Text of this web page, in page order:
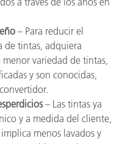
– Para reducir el
de tintas, adquiera
variedad de tintas,
y son conocidas,
– Las tintas ya
y a medida del cliente,
menos lavados y